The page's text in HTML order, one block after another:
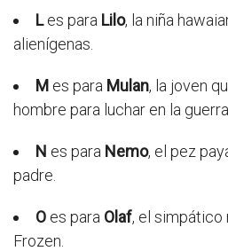
Les para Lilo, la niña
alienígenas.
M es para Mulan, la joven
hombre para luchar en la guerra.
N es para Nemo, el pez
padre.
O es para Olaf, el simpático
Frozen.